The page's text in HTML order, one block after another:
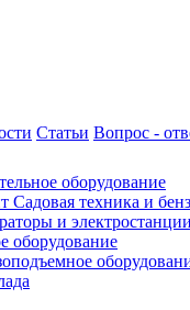
Статьи Вопрос -
оборудование
Садовая техника и
и электростанции
оборудование